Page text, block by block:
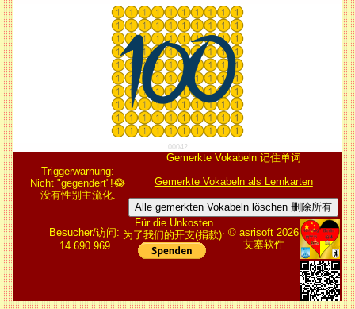
00042
Triggerwarnung:
Nicht "gegendert"!😂
没有性别主流化.
Gemerkte Vokabeln 记住单词
Gemerkte Vokabeln als Lernkarten
Alle gemerkten Vokabeln löschen 删除所有
Besucher/访问:
14.690.969
Für die Unkosten
为了我们的开支(捐款): © asrisoft 2026
艾塞软件